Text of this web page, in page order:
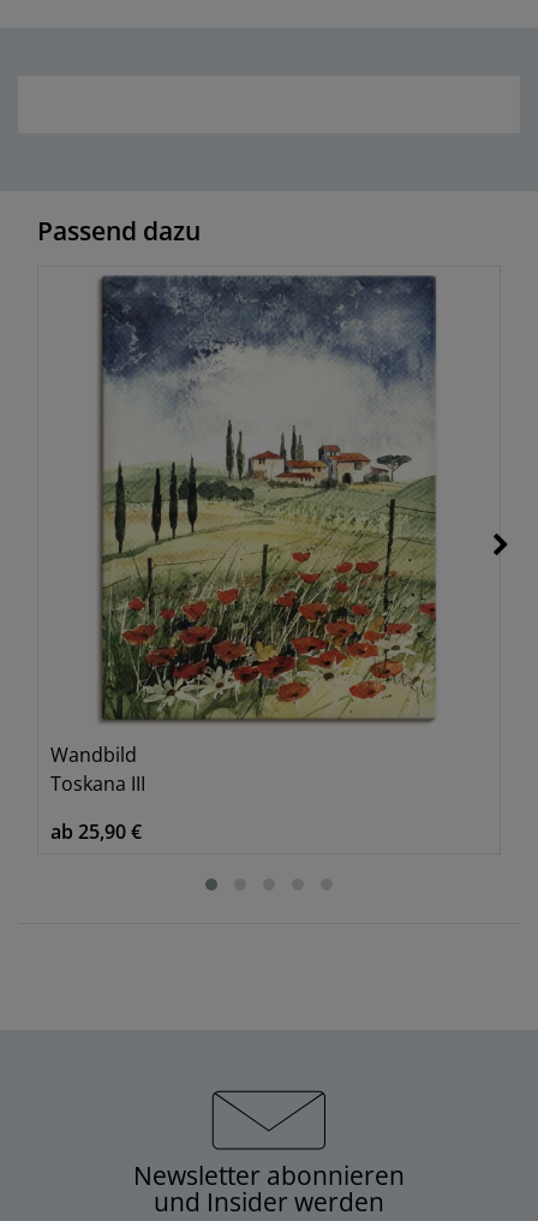
Passend dazu
Wandbild
Toskana III
ab 25,90 €
Newsletter abonnieren
und Insider werden